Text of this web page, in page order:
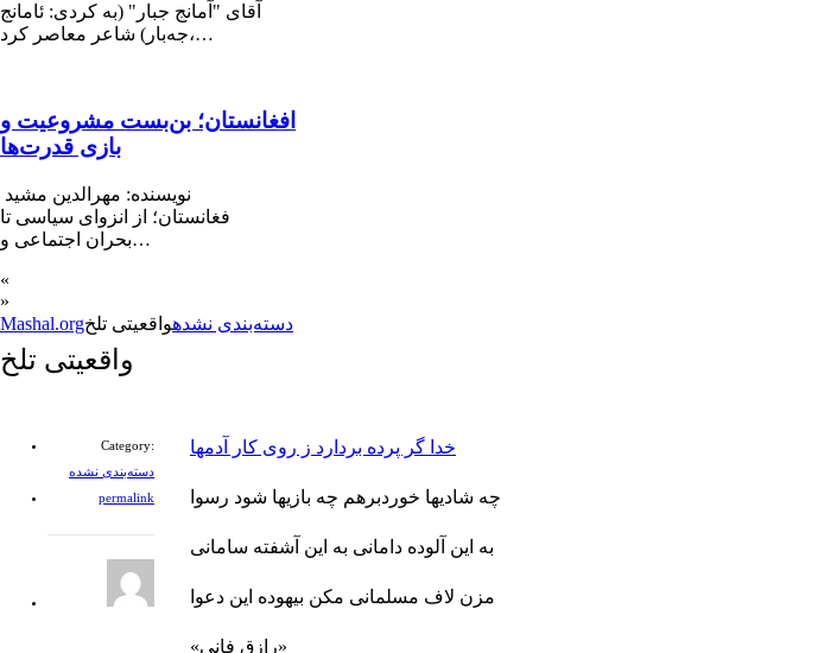
آقای "آمانج جبار" (به کردی: ئامانج
جەبار) شاعر معاصر کرد،…
افغانستان؛ بن‌بست مشروعیت و
بازی قدرت‌ها
فغانستان؛ از انزوای سیاسی تا
بحران اجتماعی و…
«
»
Mashal.org
دسته‌بندی نشدهواقعیتی تلخ
واقعیتی تلخ
Category:
دسته‌بندی نشده
permalink
خدا گر پرده بردارد ز روی کار آدمها
چه شادیها خوردبرهم چه بازیها شود رسوا
به این آلوده دامانی به این آشفته سامانی
مزن لاف مسلمانی مکن بیهوده این دعوا
«رازق فانی»